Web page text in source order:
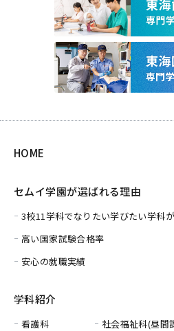
HOME
セムイ学園が選ばれる理由
3校11学科でなりたい学びたい学科
高い国家試験合格率
安心の就職実績
学科紹介
看護科
社会福祉科(昼間